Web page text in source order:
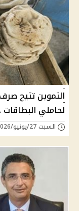
التموين تتيح
لحاملي
السبت 27/يونيو/2026 - 12:08 م